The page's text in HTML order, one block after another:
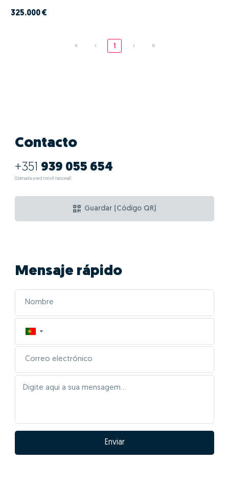
325.000 €
« ‹ 1 › »
Contacto
+351 939 055 654
(Llamada a red móvil nacional)
Guardar (Código QR)
Mensaje rápido
▼
Enviar